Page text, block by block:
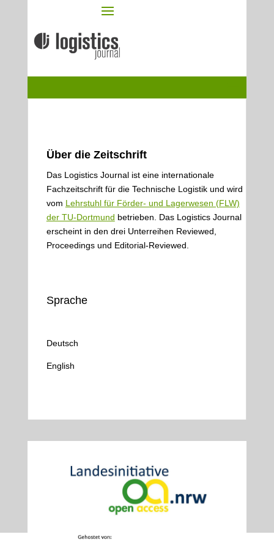
Über die Zeitschrift
Das Logistics Journal ist eine internationale
Fachzeitschrift für die Technische Logistik und wird
vom Lehrstuhl für Förder- und Lagerwesen (FLW)
der TU-Dortmund betrieben. Das Logistics Journal
erscheint in den drei Unterreihen Reviewed,
Proceedings und Editorial-Reviewed.
Sprache
Deutsch
English